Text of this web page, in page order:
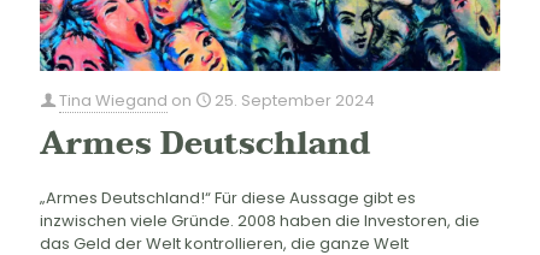
Tina Wiegand on 25. September 2024
Armes Deutschland
„Armes Deutschland!“ Für diese Aussage gibt es
inzwischen viele Gründe. 2008 haben die Investoren, die
das Geld der Welt kontrollieren, die ganze Welt